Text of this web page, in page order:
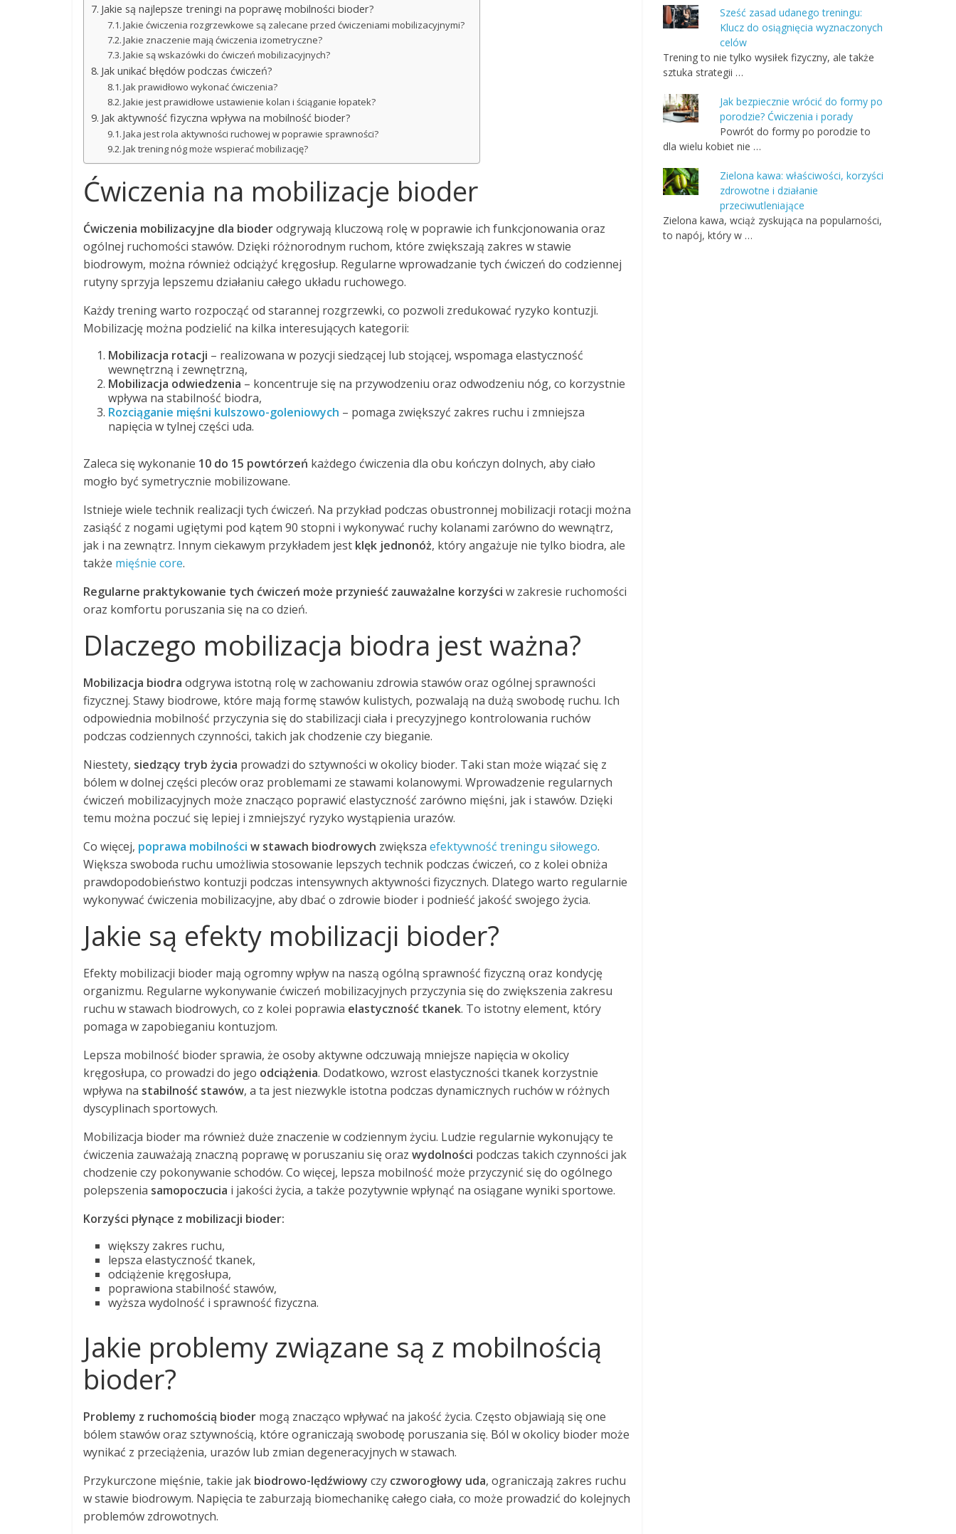
Jakie są najlepsze treningi na poprawę mobilności bioder?
Jakie ćwiczenia rozgrzewkowe są zalecane przed ćwiczeniami mobilizacyjnymi?
Jakie znaczenie mają ćwiczenia izometryczne?
Jakie są wskazówki do ćwiczeń mobilizacyjnych?
Jak unikać błędów podczas ćwiczeń?
Jak prawidłowo wykonać ćwiczenia?
Jakie jest prawidłowe ustawienie kolan i ściąganie łopatek?
Jak aktywność fizyczna wpływa na mobilność bioder?
Jaka jest rola aktywności ruchowej w poprawie sprawności?
Jak trening nóg może wspierać mobilizację?
Ćwiczenia na mobilizacje bioder
Ćwiczenia mobilizacyjne dla bioderodgrywają kluczową rolę w poprawie ich funkcjonowania oraz
ogólnej ruchomości stawów. Dzięki różnorodnym ruchom, które zwiększają zakres w stawie
biodrowym, można również odciążyć kręgosłup. Regularne wprowadzanie tych ćwiczeń do codziennej
rutyny sprzyja lepszemu działaniu całego układu ruchowego.
Każdy trening warto rozpocząć od starannej rozgrzewki, co pozwoli zredukować ryzyko kontuzji.
Mobilizację można podzielić na kilka interesujących kategorii:
Mobilizacja rotacji – realizowana w pozycji siedzącej lub stojącej, wspomaga elastyczność
wewnętrzną i zewnętrzną,
Mobilizacja odwiedzenia – koncentruje się na przywodzeniu oraz odwodzeniu nóg, co korzystnie
wpływa na stabilność biodra,
Rozciąganie mięśni kulszowo-goleniowych – pomaga zwiększyć zakres ruchu i zmniejsza
napięcia w tylnej części uda.
Zaleca się wykonanie 10 do 15 powtórzeń każdego ćwiczenia dla obu kończyn dolnych, aby ciało
mogło być symetrycznie mobilizowane.
Istnieje wiele technik realizacji tych ćwiczeń. Na przykład podczas obustronnej mobilizacji rotacji można
zasiąść z nogami ugiętymi pod kątem 90 stopni i wykonywać ruchy kolanami zarówno do wewnątrz,
jak i na zewnątrz. Innym ciekawym przykładem jest klęk jednonóż, który angażuje nie tylko biodra, ale
także mięśnie core.
Regularne praktykowanie tych ćwiczeń może przynieść zauważalne korzyści w zakresie ruchomości
oraz komfortu poruszania się na co dzień.
Dlaczego mobilizacja biodra jest ważna?
Mobilizacja biodra odgrywa istotną rolę w zachowaniu zdrowia stawów oraz ogólnej sprawności
fizycznej. Stawy biodrowe, które mają formę stawów kulistych, pozwalają na dużą swobodę ruchu. Ich
odpowiednia mobilność przyczynia się do stabilizacji ciała i precyzyjnego kontrolowania ruchów
podczas codziennych czynności, takich jak chodzenie czy bieganie.
Niestety, siedzący tryb życia prowadzi do sztywności w okolicy bioder. Taki stan może wiązać się z
bólem w dolnej części pleców oraz problemami ze stawami kolanowymi. Wprowadzenie regularnych
ćwiczeń mobilizacyjnych może znacząco poprawić elastyczność zarówno mięśni, jak i stawów. Dzięki
temu można poczuć się lepiej i zmniejszyć ryzyko wystąpienia urazów.
Co więcej, poprawa mobilności w stawach biodrowych zwiększa efektywność treningu siłowego.
Większa swoboda ruchu umożliwia stosowanie lepszych technik podczas ćwiczeń, co z kolei obniża
prawdopodobieństwo kontuzji podczas intensywnych aktywności fizycznych. Dlatego warto regularnie
wykonywać ćwiczenia mobilizacyjne, aby dbać o zdrowie bioder i podnieść jakość swojego życia.
Jakie są efekty mobilizacji bioder?
Efekty mobilizacji bioder mają ogromny wpływ na naszą ogólną sprawność fizyczną oraz kondycję
organizmu. Regularne wykonywanie ćwiczeń mobilizacyjnych przyczynia się do zwiększenia zakresu
ruchu w stawach biodrowych, co z kolei poprawia elastyczność tkanek. To istotny element, który
pomaga w zapobieganiu kontuzjom.
Lepsza mobilność bioder sprawia, że osoby aktywne odczuwają mniejsze napięcia w okolicy
kręgosłupa, co prowadzi do jego odciążenia. Dodatkowo, wzrost elastyczności tkanek korzystnie
wpływa na stabilność stawów, a ta jest niezwykle istotna podczas dynamicznych ruchów w różnych
dyscyplinach sportowych.
Mobilizacja bioder ma również duże znaczenie w codziennym życiu. Ludzie regularnie wykonujący te
ćwiczenia zauważają znaczną poprawę w poruszaniu się oraz wydolności podczas takich czynności jak
chodzenie czy pokonywanie schodów. Co więcej, lepsza mobilność może przyczynić się do ogólnego
polepszenia samopoczucia i jakości życia, a także pozytywnie wpłynąć na osiągane wyniki sportowe.
Korzyści płynące z mobilizacji bioder:
większy zakres ruchu,
lepsza elastyczność tkanek,
odciążenie kręgosłupa,
poprawiona stabilność stawów,
wyższa wydolność i sprawność fizyczna.
Jakie problemy związane są z mobilnością
bioder?
Problemy z ruchomością bioder mogą znacząco wpływać na jakość życia. Często objawiają się one
bólem stawów oraz sztywnością, które ograniczają swobodę poruszania się. Ból w okolicy bioder może
wynikać z przeciążenia, urazów lub zmian degeneracyjnych w stawach.
Przykurczone mięśnie, takie jak biodrowo-lędźwiowy czy czworogłowy uda, ograniczają zakres ruchu
w stawie biodrowym. Napięcia te zaburzają biomechanikę całego ciała, co może prowadzić do kolejnych
problemów zdrowotnych.
Sześć zasad udanego treningu:
Klucz do osiągnięcia wyznaczonych
celów
Trening to nie tylko wysiłek fizyczny, ale także
sztuka strategii …
Jak bezpiecznie wrócić do formy po
porodzie? Ćwiczenia i porady
Powrót do formy po porodzie to
dla wielu kobiet nie …
Zielona kawa: właściwości, korzyści
zdrowotne i działanie
przeciwutleniające
Zielona kawa, wciąż zyskująca na popularności,
to napój, który w …